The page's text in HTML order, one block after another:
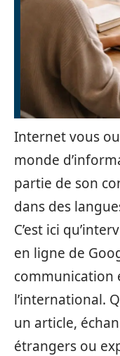
Internet vous
monde
partie de son
dans des
C’est ici
en ligne de
communication
l’international.
un article,
étrangers ou